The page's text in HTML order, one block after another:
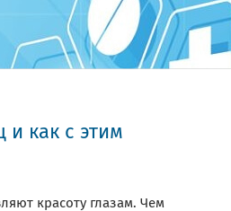
как с этим
красоту глазам. Чем